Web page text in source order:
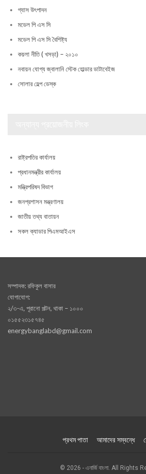
গ্যাস উৎপাদন
মডেল পি এস সি
মডেল পি এস সি বৈশিষ্ট্য
কয়লা নীতি ( খসড়া) – ২০১০
নবায়ন যোগ্য জ্বালানি স্টেক হোল্ডার ডাটাবেইজ
সোলার হেল্প ডেস্ক
রাষ্ট্রপতির কার্যালয়
প্রধানমন্ত্রীর কার্যালয়
মন্ত্রিপরিষদ বিভাগ
জনপ্রশাসন মন্ত্রণালয়
জাতীয় তথ্য বাতায়ন
সকল ক্যাডার পিএমআইএস
সম্পাদক: রফিকুল বাসার
যোগাযোগ:
২/৩-এ, পূরানো পল্টন, থাকা – ১০০০
০১৫৫২৩১৫৭৪৫
energybanglabd@gmail.com
প্রথম পাতা আমাদের সম্বন্ধে
© 2026 - এনার্জি বাংলা. All Rights